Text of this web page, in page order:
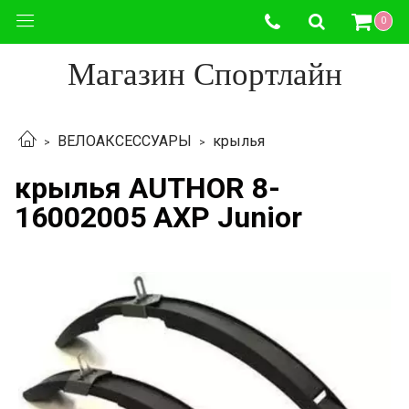
0
Магазин Спортлайн
ВЕЛОАКСЕССУАРЫ крылья
крылья AUTHOR 8-
16002005 AXP Junior